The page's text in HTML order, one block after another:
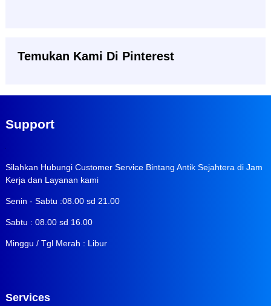
Temukan Kami Di Pinterest
Support
Silahkan Hubungi Customer Service Bintang Antik Sejahtera di Jam
Kerja dan Layanan kami
Senin - Sabtu :08.00 sd 21.00
Sabtu : 08.00 sd 16.00
Minggu / Tgl Merah : Libur
Services